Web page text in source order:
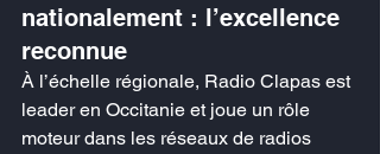
nationalement : l’excellence
reconnue
À l’échelle régionale, Radio Clapas est
leader en Occitanie et joue un rôle
moteur dans les réseaux de radios